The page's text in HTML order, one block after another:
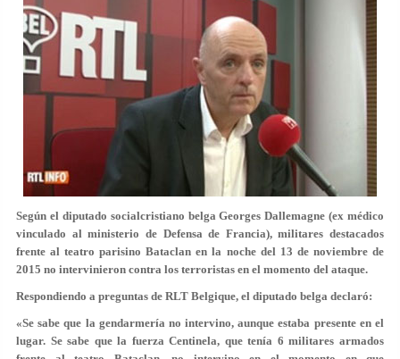
Según el diputado socialcristiano belga Georges Dallemagne (ex médico
vinculado al ministerio de Defensa de Francia), militares destacados
frente al teatro parisino Bataclan en la noche del 13 de noviembre de
2015 no intervinieron contra los terroristas en el momento del ataque.
Respondiendo a preguntas de RLT Belgique, el diputado belga declaró:
«Se sabe que la gendarmería no intervino, aunque estaba presente en el
lugar. Se sabe que la fuerza Centinela, que tenía 6 militares armados